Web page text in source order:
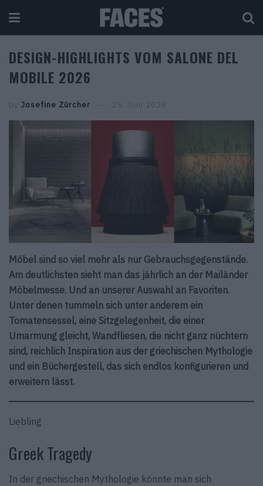
DESIGN-HIGHLIGHTS VOM SALONE DEL
MOBILE 2026
by Josefine Zürcher 25. Juni 2026
Möbel sind so viel mehr als nur Gebrauchsgegenstände.
Am deutlichsten sieht man das jährlich an der Mailänder
Möbelmesse. Und an unserer Auswahl an Favoriten.
Unter denen tummeln sich unter anderem ein
Tomatensessel, eine Sitzgelegenheit, die einer
Umarmung gleicht, Wandfliesen, die nicht ganz nüchtern
sind, reichlich Inspiration aus der griechischen Mythologie
und ein Büchergestell, das sich endlos konfigurieren und
erweitern lässt.
Liebling
Greek Tragedy
In der griechischen Mythologie könnte man sich